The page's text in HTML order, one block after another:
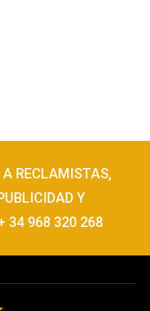
RECLAMISTAS,
Y
34 968 320 268